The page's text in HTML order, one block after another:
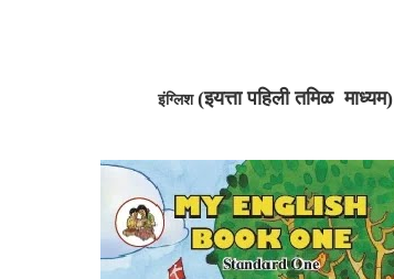
इंग्लिश(इयत्ता पहिली तमिळ माध्यम)